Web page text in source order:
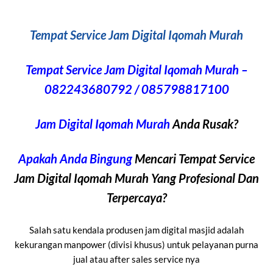
Tempat Service Jam Digital Iqomah Murah
Tempat Service Jam Digital Iqomah Murah –
082243680792 / 085798817100
Jam Digital Iqomah Murah Anda Rusak?
Apakah Anda BingungMencari Tempat Service
Jam Digital Iqomah Murah Yang Profesional Dan
Terpercaya?
Salah satu kendala produsen jam digital masjid adalah
kekurangan manpower (divisi khusus) untuk pelayanan purna
jual atau after sales service nya